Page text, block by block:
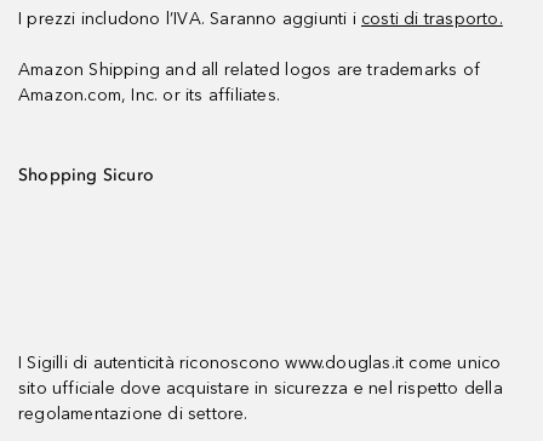
I prezzi includono l’IVA. Saranno aggiunti i costi di trasporto.
Amazon Shipping and all related logos are trademarks of
Amazon.com, Inc. or its affiliates.
Shopping Sicuro
I Sigilli di autenticità riconoscono www.douglas.it come unico
sito ufficiale dove acquistare in sicurezza e nel rispetto della
regolamentazione di settore.